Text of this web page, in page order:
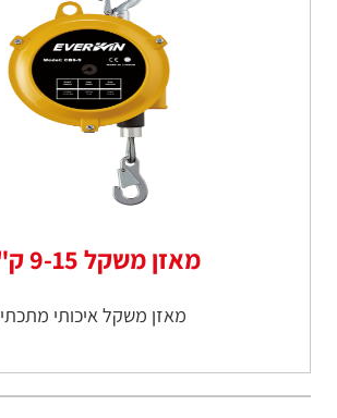
מאזן משקל 9-15 ק"ג
מאזן משקל איכותי מתכתי